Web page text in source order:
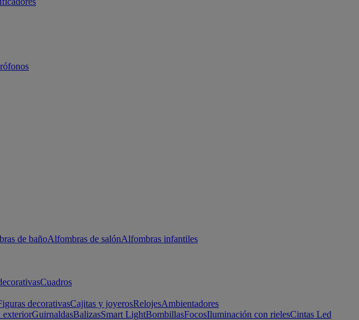
de bañoAlfombras de salónAlfombras infantiles
Cuadros
decorativasCajitas y joyerosRelojesAmbientadores
exteriorGuirnaldasBalizasSmart LightBombillasFocosIluminación con rielesCintas Led